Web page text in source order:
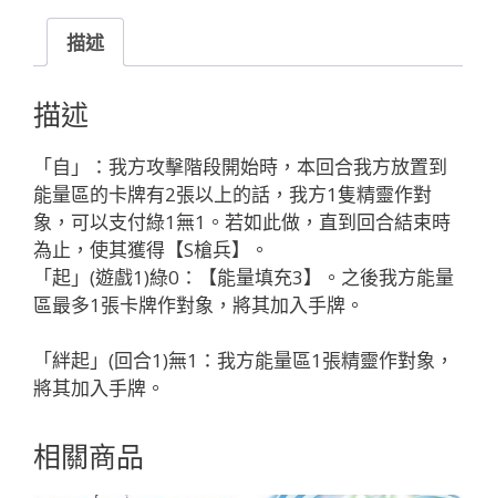
シ
コ
[ド
ロ
ー
ン
召
喚：
火
力
支
援]
「綠
色
身
描述
描述
「自」：我方攻擊階段開始時，本回合我方放置到
能量區的卡牌有2張以上的話，我方1隻精靈作對
象，可以支付綠1無1。若如此做，直到回合結束時
為止，使其獲得【S槍兵】。
「起」(遊戲1)綠0：【能量填充3】。之後我方能量
區最多1張卡牌作對象，將其加入手牌。
「絆起」(回合1)無1：我方能量區1張精靈作對象，
將其加入手牌。
相關商品